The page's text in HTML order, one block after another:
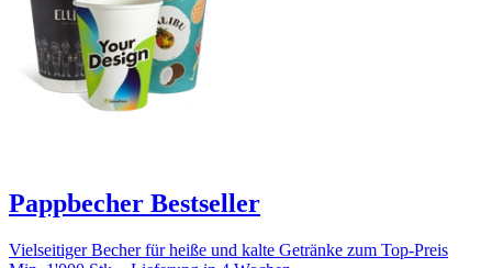
Pappbecher Bestseller
Vielseitiger Becher für heiße und kalte Getränke zum Top-Preis